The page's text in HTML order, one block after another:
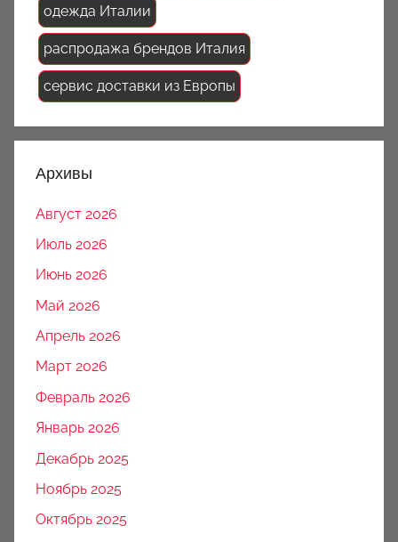
одежда Италии
распродажа брендов Италия
сервис доставки из Европы
Архивы
Август 2026
Июль 2026
Июнь 2026
Май 2026
Апрель 2026
Март 2026
Февраль 2026
Январь 2026
Декабрь 2025
Ноябрь 2025
Октябрь 2025